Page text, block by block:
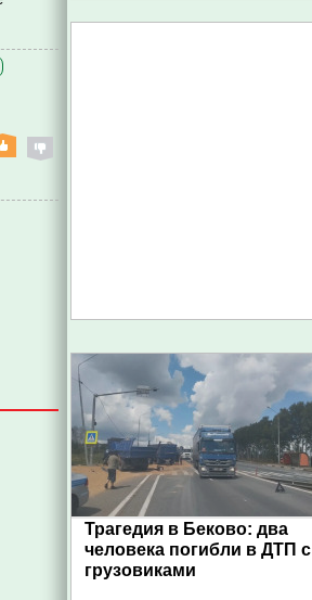
Трагедия в Беково: два
человека погибли в ДТП с
грузовиками